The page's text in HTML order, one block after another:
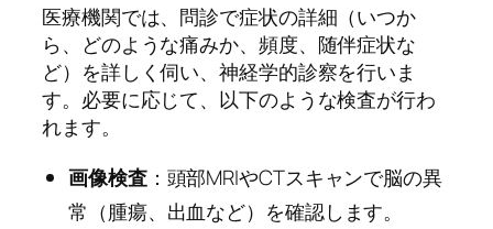
医療機関では、問診で症状の詳細（いつか
ら、どのような痛みか、頻度、随伴症状な
ど）を詳しく伺い、神経学的診察を行いま
す。必要に応じて、以下のような検査が行わ
れます。
画像検査：頭部MRIやCTスキャンで脳の異
常（腫瘍、出血など）を確認します。